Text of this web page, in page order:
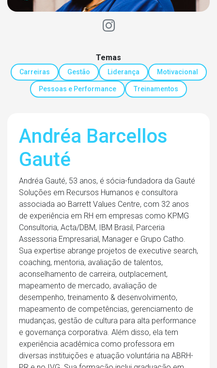
Temas
Carreiras Gestão Liderança Motivacional
Pessoas e Performance Treinamentos
Andréa Barcellos
Gauté
Andréa Gauté, 53 anos, é sócia-fundadora da Gauté
Soluções em Recursos Humanos e consultora
associada ao Barrett Values Centre, com 32 anos
de experiência em RH em empresas como KPMG
Consultoria, Acta/DBM, IBM Brasil, Parceria
Assessoria Empresarial, Manager e Grupo Catho.
Sua expertise abrange projetos de executive search,
coaching, mentoria, avaliação de talentos,
aconselhamento de carreira, outplacement,
mapeamento de mercado, avaliação de
desempenho, treinamento & desenvolvimento,
mapeamento de competências, gerenciamento de
mudanças, gestão de cultura para alta performance
e governança corporativa. Além disso, ela tem
experiência acadêmica como professora em
diversas instituições e atuação voluntária na ABRH-